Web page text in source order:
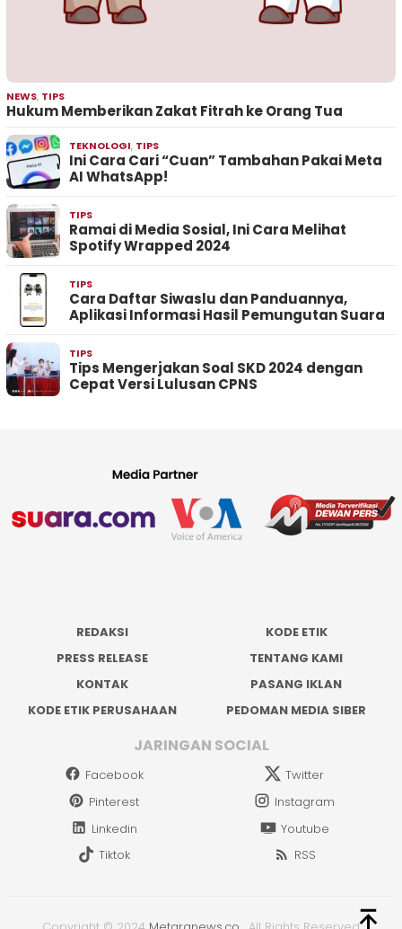
NEWS, TIPS
Hukum Memberikan Zakat Fitrah ke Orang Tua
TEKNOLOGI, TIPS
Ini Cara Cari “Cuan” Tambahan Pakai Meta
AI WhatsApp!
TIPS
Ramai di Media Sosial, Ini Cara Melihat
Spotify Wrapped 2024
TIPS
Cara Daftar Siwaslu dan Panduannya,
Aplikasi Informasi Hasil Pemungutan Suara
TIPS
Tips Mengerjakan Soal SKD 2024 dengan
Cepat Versi Lulusan CPNS
REDAKSI
KODE ETIK
PRESS RELEASE
TENTANG KAMI
KONTAK
PASANG IKLAN
KODE ETIK PERUSAHAAN
PEDOMAN MEDIA SIBER
JARINGAN SOCIAL
Facebook
Twitter
Pinterest
Instagram
Linkedin
Youtube
Tiktok
RSS